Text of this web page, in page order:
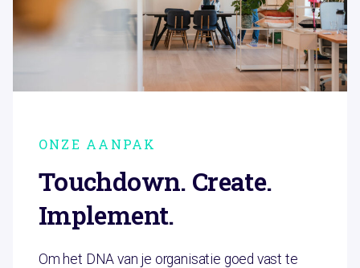
ONZE AANPAK
Touchdown. Create.
Implement.
Om het DNA van je organisatie goed vast te